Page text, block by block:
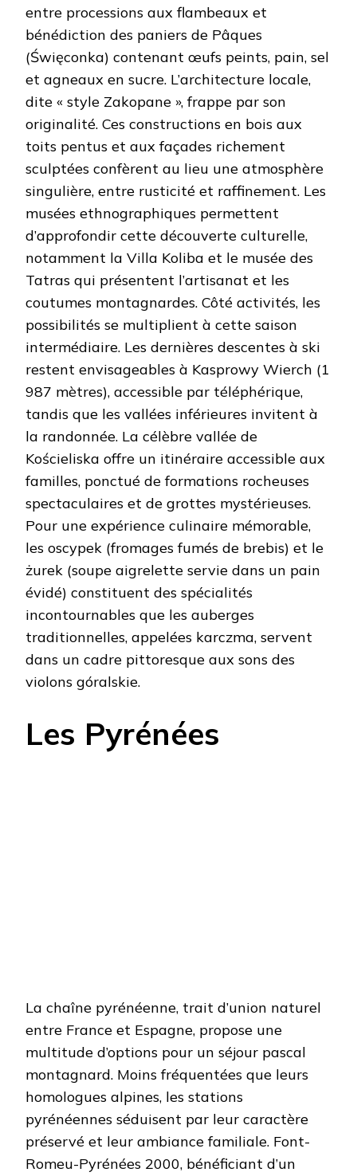
entre processions aux flambeaux et
bénédiction des paniers de Pâques
(Święconka) contenant œufs peints, pain, sel
et agneaux en sucre. L’architecture locale,
dite « style Zakopane », frappe par son
originalité. Ces constructions en bois aux
toits pentus et aux façades richement
sculptées confèrent au lieu une atmosphère
singulière, entre rusticité et raffinement. Les
musées ethnographiques permettent
d’approfondir cette découverte culturelle,
notamment la Villa Koliba et le musée des
Tatras qui présentent l’artisanat et les
coutumes montagnardes. Côté activités, les
possibilités se multiplient à cette saison
intermédiaire. Les dernières descentes à ski
restent envisageables à Kasprowy Wierch (1
987 mètres), accessible par téléphérique,
tandis que les vallées inférieures invitent à
la randonnée. La célèbre vallée de
Kościeliska offre un itinéraire accessible aux
familles, ponctué de formations rocheuses
spectaculaires et de grottes mystérieuses.
Pour une expérience culinaire mémorable,
les oscypek (fromages fumés de brebis) et le
żurek (soupe aigrelette servie dans un pain
évidé) constituent des spécialités
incontournables que les auberges
traditionnelles, appelées karczma, servent
dans un cadre pittoresque aux sons des
violons góralskie.
Les Pyrénées
La chaîne pyrénéenne, trait d’union naturel
entre France et Espagne, propose une
multitude d’options pour un séjour pascal
montagnard. Moins fréquentées que leurs
homologues alpines, les stations
pyrénéennes séduisent par leur caractère
préservé et leur ambiance familiale. Font-
Romeu-Pyrénées 2000, bénéficiant d’un